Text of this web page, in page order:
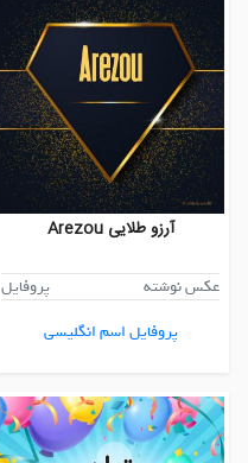
آرزو طلایی Arezou
عکس نوشته
پروفایل
پروفایل اسم انگلیسی